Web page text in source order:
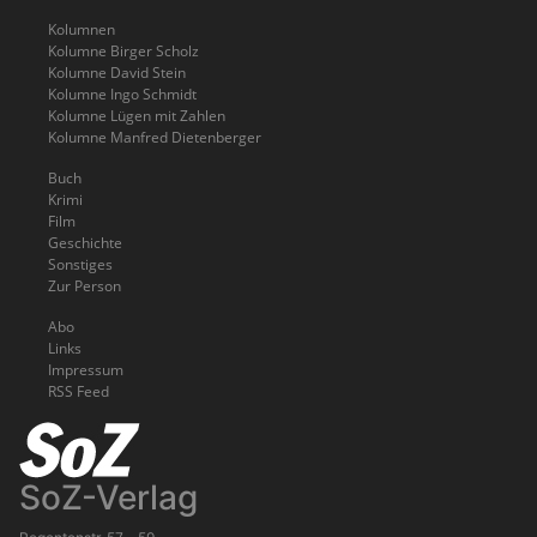
Kolumnen
Kolumne Birger Scholz
Kolumne David Stein
Kolumne Ingo Schmidt
Kolumne Lügen mit Zahlen
Kolumne Manfred Dietenberger
Buch
Krimi
Film
Geschichte
Sonstiges
Zur Person
Abo
Links
Impressum
RSS Feed
SoZ-Verlag